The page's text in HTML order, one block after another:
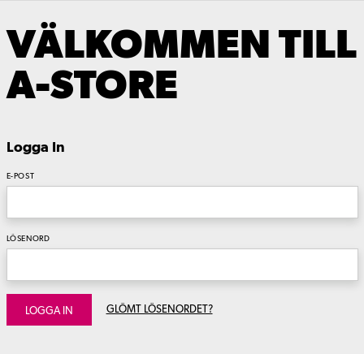
VÄLKOMMEN TILL
A-STORE
Logga In
E-POST
LÖSENORD
LOGGA IN GLÖMT LÖSENORDET?